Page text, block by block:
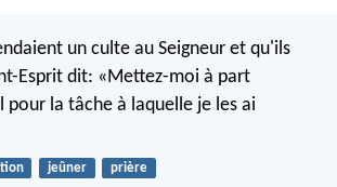
un culte au Seigneur et qu'ils
Esprit dit: «Mettez-moi à part
pour la tâche à laquelle je les ai
jeûner prière